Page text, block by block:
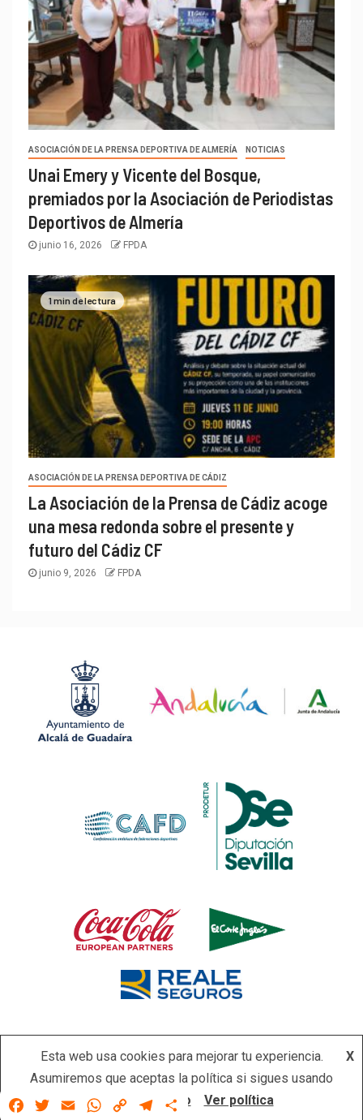
ASOCIACIÓN DE LA PRENSA DEPORTIVA DE ALMERÍA NOTICIAS
Unai Emery y Vicente del Bosque,
premiados por la Asociación de Periodistas
Deportivos de Almería
junio 16, 2026 FPDA
1 min de lectura
ASOCIACIÓN DE LA PRENSA DEPORTIVA DE CÁDIZ
La Asociación de la Prensa de Cádiz acoge
una mesa redonda sobre el presente y
futuro del Cádiz CF
junio 9, 2026 FPDA
Copyright © Todos los derechos reservados.|Newsever
AF themes.
FacebookTwitterEmail WhatsApp
Copy
Link
TelegramCompartir
Esta web usa cookies para mejorar tu experiencia.
Asumiremos que aceptas la política si sigues usando
este sitio.
X
Acepto Ver política